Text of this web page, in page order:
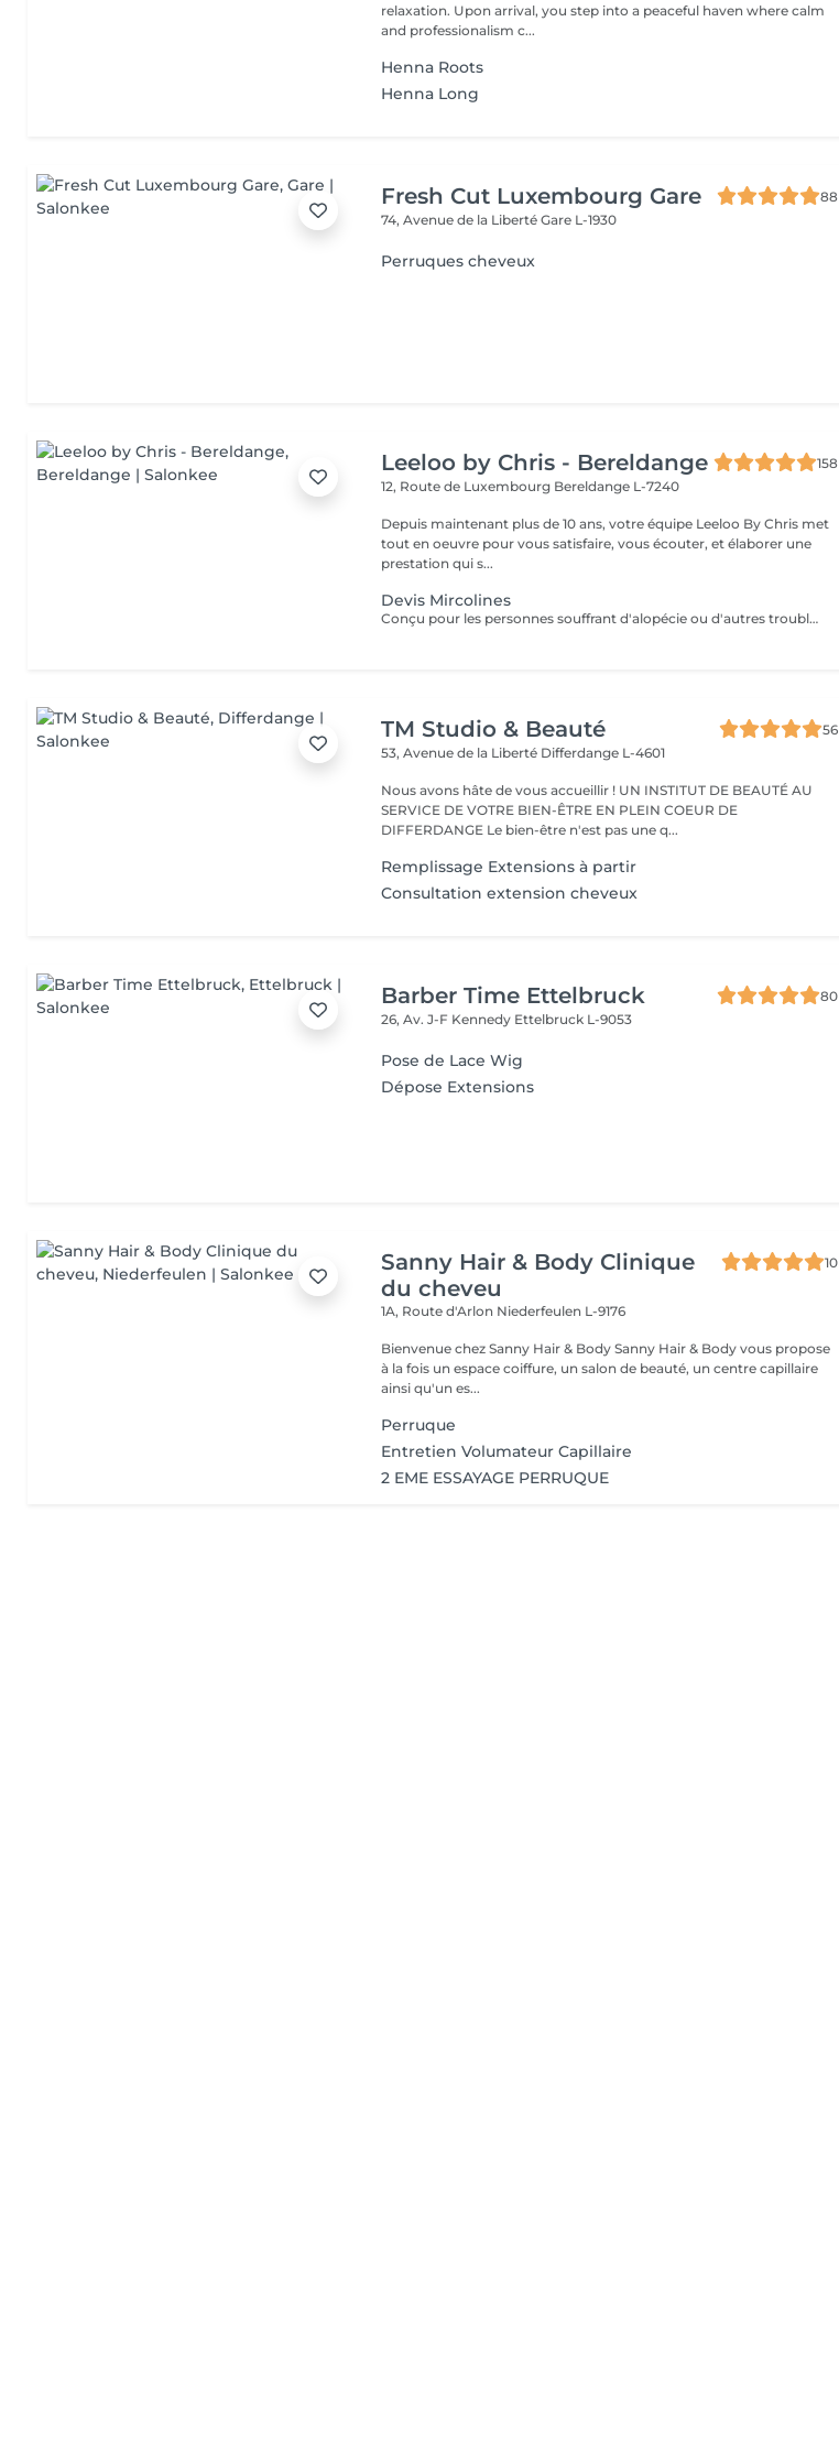
relaxation. Upon arrival, you step into a peaceful haven where calm
and professionalism c...
Henna Roots
Henna Long
Fresh Cut Luxembourg Gare
88
74, Avenue de la LibertéGare L-1930
Perruques cheveux
Leeloo by Chris - Bereldange
158
12, Route de Luxembourg Bereldange L-7240
Depuis maintenant plus de 10 ans, votre équipe Leeloo By Chris met
tout en oeuvre pour vous satisfaire, vous écouter, et élaborer une
prestation qui s...
Devis Mircolines
Conçu pour les personnes souffrant d'alopécie ou d'autres troubles capillaires génétiques, le système Microlines est un nouveau système révolutionnaire conçu pour vous donner les résultats que vous souhaitez Le Microlines dure plus de 2 ans et redonne de la longueur et du volume à vos cheveux pour que vous puissiez retrouver confiance en vous et changer votre vie C'est un système d'extension de cheveux avec un ruban invisible qui vous donnera la longueur et le volume dont vos cheveux ont besoin pour être beaux. Le Microlines est un correcteur anti-chute révolutionnaire, offrant les meilleurs résultats sur le marché
TM Studio & Beauté
56
53, Avenue de la Liberté Differdange L-4601
Nous avons hâte de vous accueillir ! UN INSTITUT DE BEAUTÉ AU
SERVICE DE VOTRE BIEN-ÊTRE EN PLEIN COEUR DE
DIFFERDANGE Le bien-être n'est pas une q...
Remplissage Extensions à partir
Consultation extension cheveux
Barber Time Ettelbruck
80
26, Av. J-F Kennedy Ettelbruck L-9053
Pose de Lace Wig
Dépose Extensions
Sanny Hair & Body Clinique
du cheveu
10
1A, Route d'Arlon Niederfeulen L-9176
Bienvenue chez Sanny Hair & Body Sanny Hair & Body vous propose
à la fois un espace coiffure, un salon de beauté, un centre capillaire
ainsi qu'un es...
Perruque
Entretien Volumateur Capillaire
2 EME ESSAYAGE PERRUQUE